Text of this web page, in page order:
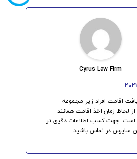
Cyrus Law Firm
اقامت افراد زیر مجموعه
لحاظ زمان اخذ اقامت همانند
جهت کسب اطلاعات دقیق تر
سایرس در تماس باشید.